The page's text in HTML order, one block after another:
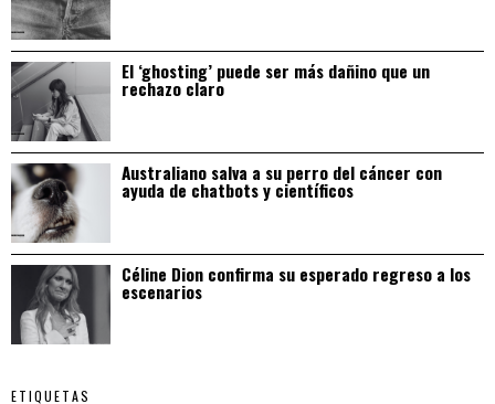
El ‘ghosting’ puede ser más dañino que un
rechazo claro
Australiano salva a su perro del cáncer con
ayuda de chatbots y científicos
Céline Dion confirma su esperado regreso a los
escenarios
ETIQUETAS